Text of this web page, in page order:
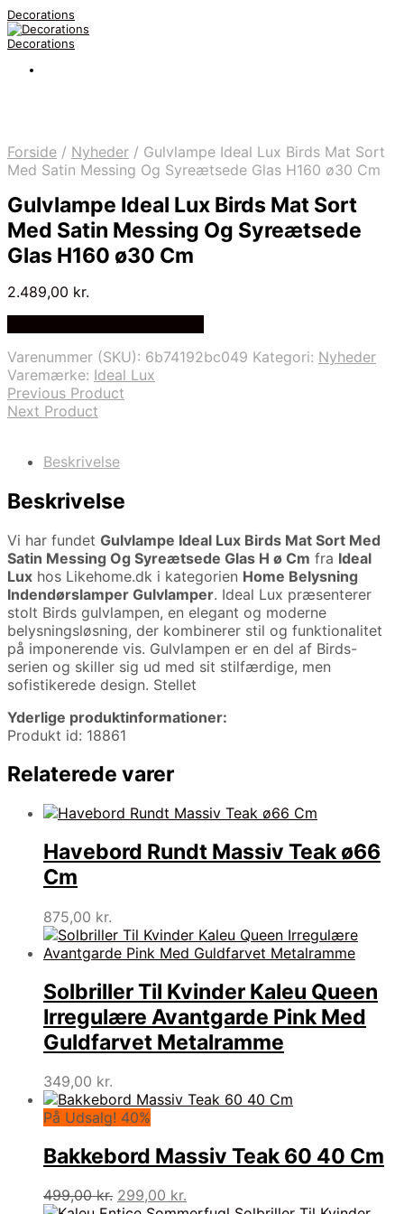
Decorations
Decorations
Forside / Nyheder / Gulvlampe Ideal Lux Birds Mat Sort
Med Satin Messing Og Syreætsede Glas H160 ø30 Cm
Gulvlampe Ideal Lux Birds Mat Sort
Med Satin Messing Og Syreætsede
Glas H160 ø30 Cm
2.489,00 kr.
Varenummer (SKU): 6b74192bc049 Kategori: Nyheder
Varemærke: Ideal Lux
Previous Product
Next Product
Beskrivelse
Beskrivelse
Vi har fundet Gulvlampe Ideal Lux Birds Mat Sort Med
Satin Messing Og Syreætsede Glas H ø Cm fra Ideal
Lux hos Likehome.dk i kategorien Home Belysning
Indendørslamper Gulvlamper. Ideal Lux præsenterer
stolt Birds gulvlampen, en elegant og moderne
belysningsløsning, der kombinerer stil og funktionalitet
på imponerende vis. Gulvlampen er en del af Birds-
serien og skiller sig ud med sit stilfærdige, men
sofistikerede design. Stellet
Yderlige produktinformationer:
Produkt id: 18861
Relaterede varer
Havebord Rundt Massiv Teak ø66
Cm
875,00 kr.
Solbriller Til Kvinder Kaleu Queen
Irregulære Avantgarde Pink Med
Guldfarvet Metalramme
349,00 kr.
På Udsalg! 40%
Bakkebord Massiv Teak 60 40 Cm
499,00kr. Den
299,00 kr.